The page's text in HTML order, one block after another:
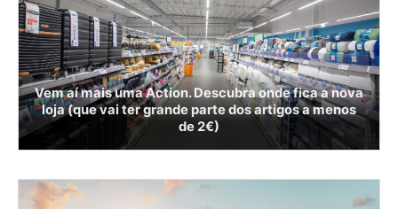
Vem aí mais uma Action. Descubra onde fica a nova
loja (que vai ter grande parte dos artigos a menos
de 2€)